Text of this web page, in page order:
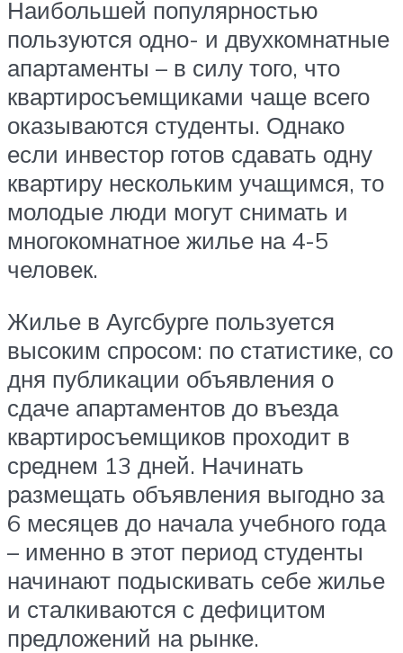
Наибольшей популярностью
пользуются одно- и двухкомнатные
апартаменты – в силу того, что
квартиросъемщиками чаще всего
оказываются студенты. Однако
если инвестор готов сдавать одну
квартиру нескольким учащимся, то
молодые люди могут снимать и
многокомнатное жилье на 4-5
человек.
Жилье в Аугсбурге пользуется
высоким спросом: по статистике, со
дня публикации объявления о
сдаче апартаментов до въезда
квартиросъемщиков проходит в
среднем 13 дней. Начинать
размещать объявления выгодно за
6 месяцев до начала учебного года
– именно в этот период студенты
начинают подыскивать себе жилье
и сталкиваются с дефицитом
предложений на рынке.